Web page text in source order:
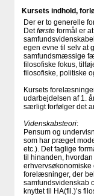
Kursets indhold,
Der er to generelle
Detførste formål er
egen evne til selv at
samfundsmæssige
filosofiske fokus,
filosofiske, politiske
Kursets
udarbejdelsen af 1.
særligt forfølger det
Videnskabsteori:
Pensum og
som har præget
etc.). Det faglige
til hinanden,
forelæsninger, der
samfundsvidenskab
knyttet til HA(fil.)’s